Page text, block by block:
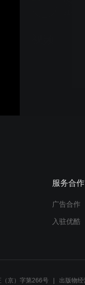
服务合作
广告合作
入驻优酷
（京）字第266号 出版物